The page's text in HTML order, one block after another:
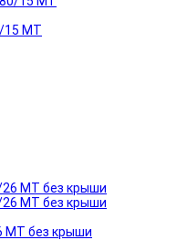
15 МТ
МТ без крыши